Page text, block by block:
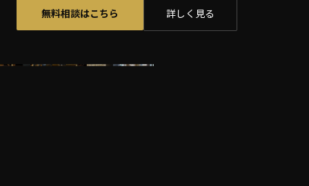
無料相談はこちら 詳しく見る